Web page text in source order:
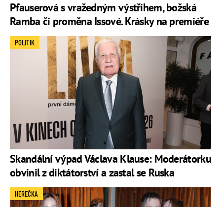
Pfauserová s vražedným výstřihem, božská
Ramba či proměna Issové. Krásky na premiéře
Skandální výpad Václava Klause: Moderátorku
obvinil z diktátorství a zastal se Ruska
POLITIK
HEREČKA